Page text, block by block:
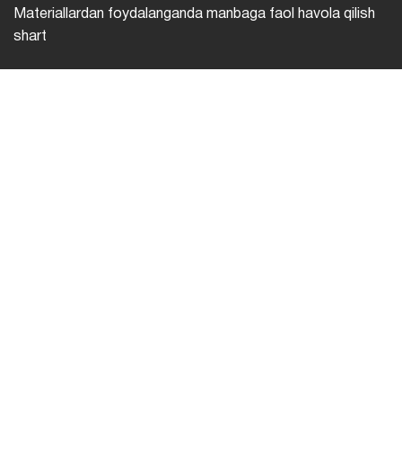
Materiallardan foydalanganda manbaga faol havola qilish
shart